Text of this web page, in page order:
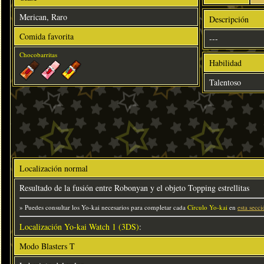
Merican, Raro
Comida favorita
Chocobarritas
Descripción
---
Habilidad
Talentoso
Localización normal
Resultado de la fusión entre Robonyan y el objeto Topping estrellitas
» Puedes consultar los Yo-kai necesarios para completar cada Círculo Yo-kai en esta
Localización Yo-kai Watch 1 (3DS):
Modo Blasters T